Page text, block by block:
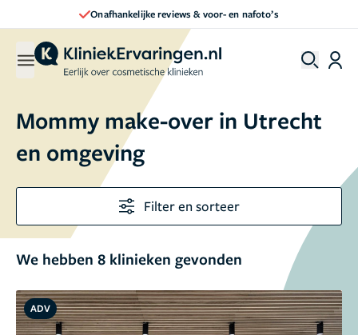
Direct een afspraak maken
Mommy make-over in Utrecht
en omgeving
Filter en sorteer
We hebben 8 klinieken gevonden
ADV